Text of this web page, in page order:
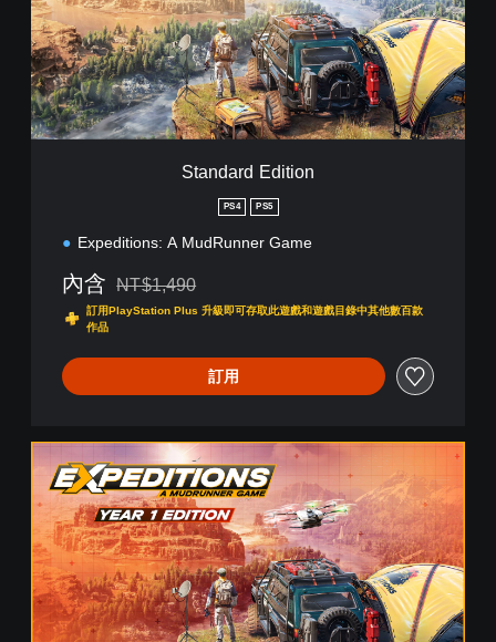
a
r
d
E
d
i
t
Standard Edition
PS4 PS5
Expeditions: A MudRunner Game
內含 折扣前原價為NT$1,490
NT$1,490
訂用PlayStation Plus 升級即可存取此遊戲和遊戲目錄中其他數百款
作品
訂用
E
d
i
t